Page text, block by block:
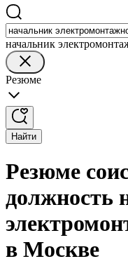
начальник
Резюме
Найти
Резюме
должность
в Москве